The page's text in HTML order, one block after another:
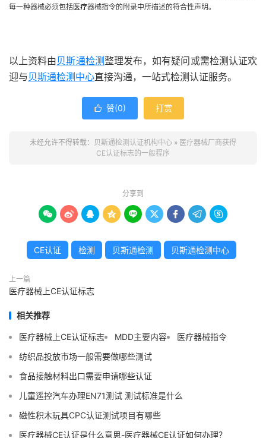
每一种器械必须包括医疗器械指令的附录中所描述的符合性声明。
以上资料由贝斯通检测整理发布，如有疑问或需检测认证欢
迎与贝斯通检测中心直接沟通，一站式检测认证服务。
 赞(0) 打赏
未经允许不得转载： 贝斯通检测认证机构中心 » 医疗器械厂商获得
CE认证标志的一般程序
分享到
        
CE认证 检测 贝斯通检测 贝斯通检测中心
上一篇
医疗器械上CE认证标志
相关推荐
医疗器械上CE认证标志 MDD主要内容
医疗器械指令
纺织品投放市场一般需要做哪些测试
食品接触材料出口需要申请哪些认证
儿童遥控汽车办理EN71测试 测试标准是什么
磁性积木玩具CPC认证测试项目有哪些
医疗器械CE认证是什么意思-医疗器械CE认证如何办理？